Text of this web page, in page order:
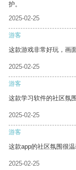
护。
2025-02-25
游客
这款游戏非常好玩，画
2025-02-25
游客
这款学习软件的社区氛
2025-02-25
游客
这款app的社区氛围很
2025-02-25